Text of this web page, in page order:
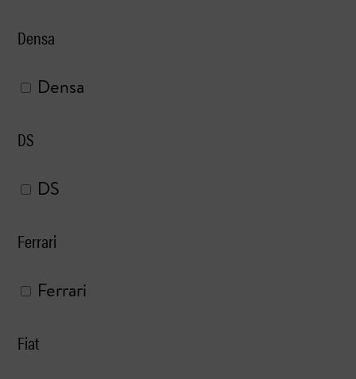
Densa
Densa
DS
DS
Ferrari
Ferrari
Fiat